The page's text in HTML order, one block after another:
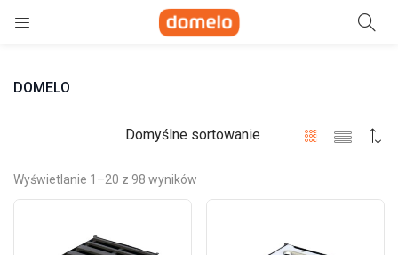
Szukaj
DOMELO
Wyświetlanie 1–20 z 98 wyników
Domyślne sortowanie